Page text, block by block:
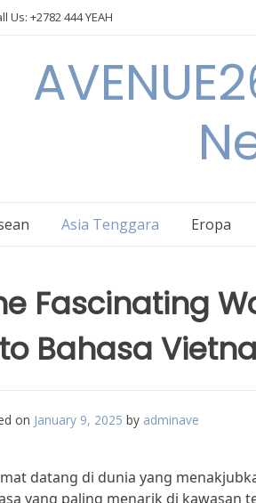
Us: +2782 444 YEAH
Asia Tenggara Eropa
Fascinating
Bahasa
on January 9, 2025 by adminave
datang di dunia yang
yang paling menarik di kawasan